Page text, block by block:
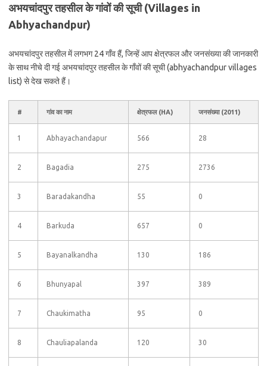
अभयचांदपुर तहसील के गांवों की सूची (Villages in
Abhyachandpur)
अभयचांदपुर तहसील में लगभग 24 गाँव हैं, जिन्हें आप क्षेत्रफल और जनसंख्या की जानकारी
के साथ नीचे दी गई अभयचांदपुर तहसील के गाँवों की सूची (abhyachandpur villages
list) से देख सकते हैं।
# गांव का नाम क्षेत्रफल (HA) जनसंख्या (2011)
1 Abhayachandapur 566 28
2 Bagadia 275 2736
3 Baradakandha 55 0
4 Barkuda 657 0
5 Bayanalkandha 130 186
6 Bhunyapal 397 389
7 Chaukimatha 95 0
8 Chauliapalanda 120 30